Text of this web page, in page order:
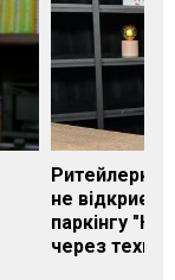
Ритейлерка
не
паркінгу
через